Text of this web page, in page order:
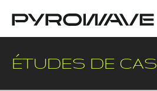
ÉTUDES DE CAS